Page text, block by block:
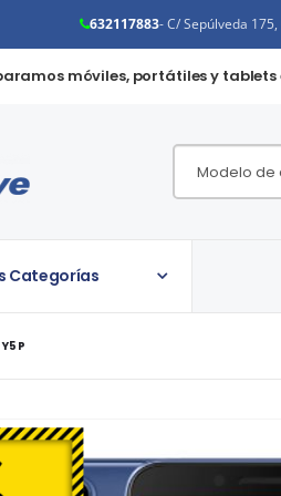
632117883- C/ Sepúlveda
móviles, portátiles y tablets
Categorías